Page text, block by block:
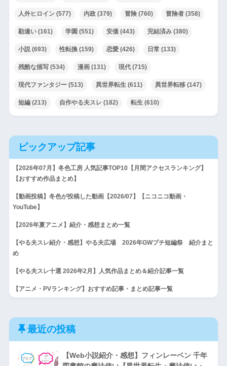
人外ヒロイン(577) 内政(379) 冒険(760) 冒険者(358)
勘違い(161) 学園 (551) 安価(443) 完結済み(380)
小説(693) 性転換(159) 恋愛(426) 日常 (133)
残酷な描写(534) 漫画(131) 現代(715)
現代ファンタジー(513) 異世界転生(611) 異世界転移(147)
短編(213) 自作やる夫スレ (182) 転生(610)
ピックアップ記事
【2026年07月】冬色工房 人気記事TOP10【月間アクセスランキング】
【おすすめ作品まとめ】
【動画投稿】冬色が投稿した動画【2026/07】【ニコニコ動画・
YouTube】
【2026年夏アニメ】紹介・感想まとめ一覧
【やる夫スレ紹介・感想】やる夫広場 2026年GWプチ短編祭 紹介まと
め
【やる夫スレ十選 2026年2月】人気作品まとめ＆紹介記事一覧
【アニメ・PVランキング】おすすめ記事・まとめ記事一覧
最近の投稿
【Web小説紹介・感想】フィンレーベン 千年